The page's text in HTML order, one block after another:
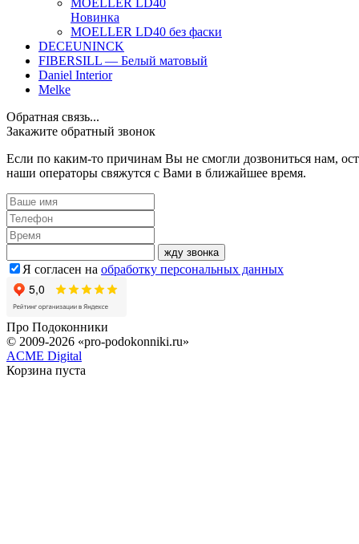
Новинка
MOELLER LD40 без фаски
DECEUNINCK
FIBERSILL — Белый матовый
Daniel Interior
Melke
Обратная связь...
Закажите обратный звонок
Если по каким-то причинам Вы не смогли дозвониться нам,
наши операторы свяжутся с Вами в ближайшее время.
жду звонка
Я согласен на обработку персональных данных
Про Подоконники
© 2009-2026 «pro-podokonniki.ru»
ACME Digital
Корзина пуста